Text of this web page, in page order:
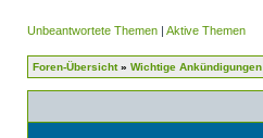
Unbeantwortete Themen | Aktive Themen
Foren-Übersicht» Wichtige Ankündigungen